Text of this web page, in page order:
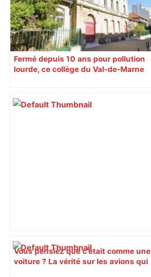
Fermé depuis 10 ans pour pollution
lourde, ce collège du Val-de-Marne
Vous pensiez que c’était comme une
voiture ? La vérité sur les avions qui